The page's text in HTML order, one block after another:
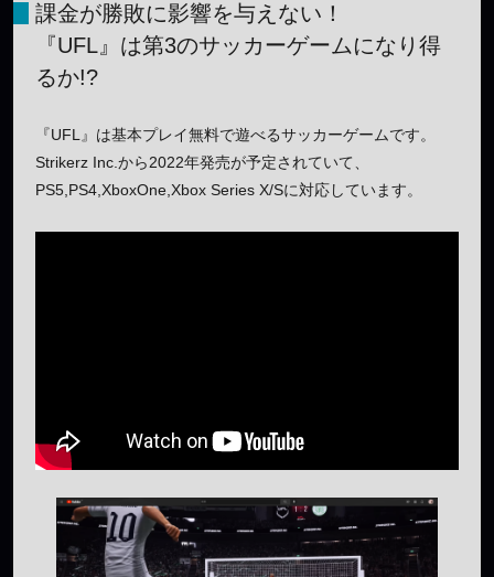
課金が勝敗に影響を与えない！
『UFL』は第3のサッカーゲームになり得
るか!?
『UFL』は基本プレイ無料で遊べるサッカーゲームです。
Strikerz Inc.から2022年発売が予定されていて、
PS5,PS4,XboxOne,Xbox Series X/Sに対応しています。